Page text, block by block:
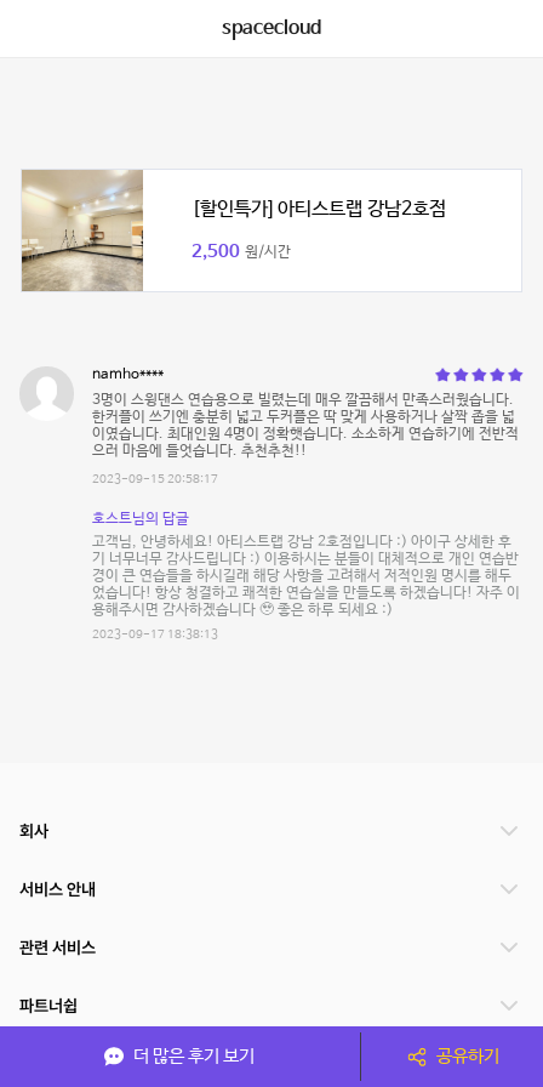
spacecloud
[할인특가] 아티스트랩 강남2호점
2,500 원/시간
namho****
3명이 스윙댄스 연습용으로 빌렸는데 매우 깔끔해서 만족스러웠습니다.
한커플이 쓰기엔 충분히 넓고 두커플은 딱 맞게 사용하거나 살짝 좁을 넓
이였습니다. 최대인원 4명이 정확햇습니다. 소소하게 연습하기에 전반적
으러 마음에 들엇습니다. 추천추천!!
2023-09-15 20:58:17
호스트님의 답글
고객님, 안녕하세요! 아티스트랩 강남 2호점입니다 :) 아이구 상세한 후
기 너무너무 감사드립니다 :) 이용하시는 분들이 대체적으로 개인 연습반
경이 큰 연습들을 하시길래 해당 사항을 고려해서 저적인원 명시를 해두
었습니다! 항상 청결하고 쾌적한 연습실을 만들도록 하겠습니다! 자주 이
용해주시면 감사하겠습니다 🥹 좋은 하루 되세요 :)
2023-09-17 18:38:13
더 많은 후기 보기 공유하기
회사
서비스 안내
관련 서비스
파트너쉽
서비스 제공 국가